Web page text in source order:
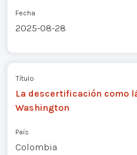
Fecha
2025-08-28
Título
La descertificación como
Washington
País
Colombia